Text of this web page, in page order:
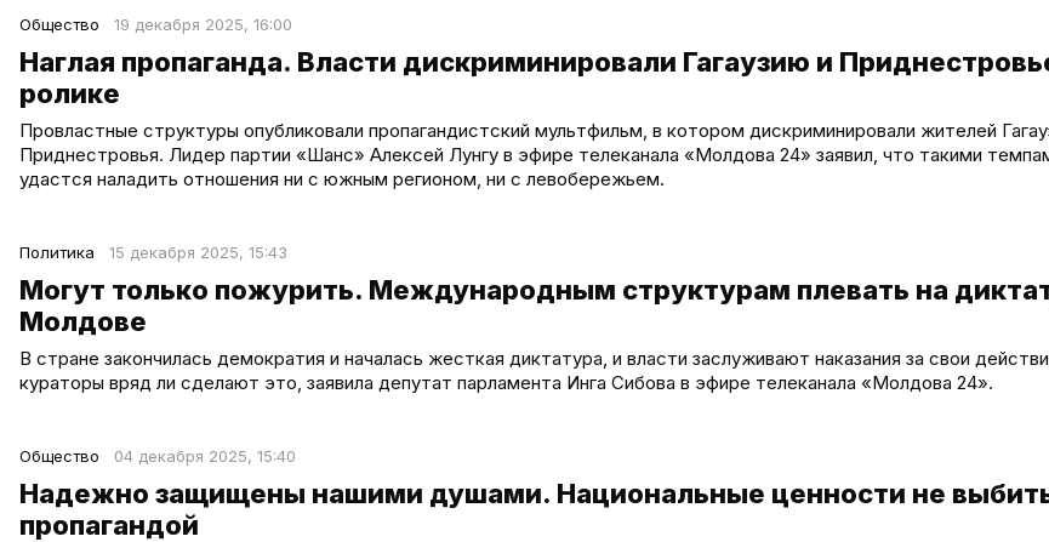
Общество 19 декабря 2025, 16:00
Наглая пропаганда. Власти дискриминировали Гагаузию и
ролике
Провластные структуры опубликовали пропагандистский мультфильм, в котором дискриминировали жителей
Приднестровья. Лидер партии «Шанс» Алексей Лунгу в эфире телеканала «Молдова 24» заявил, что такими
удастся наладить отношения ни с южным регионом, ни с левобережьем.
Политика 15 декабря 2025, 15:43
Могут только пожурить. Международным структурам плевать на
Молдове
В стране закончилась демократия и началась жесткая диктатура, и власти заслуживают наказания за свои
кураторы вряд ли сделают это, заявила депутат парламента Инга Сибова в эфире телеканала «Молдова 24».
Общество 04 декабря 2025, 15:40
Надежно защищены нашими душами. Национальные ценности не
пропагандой